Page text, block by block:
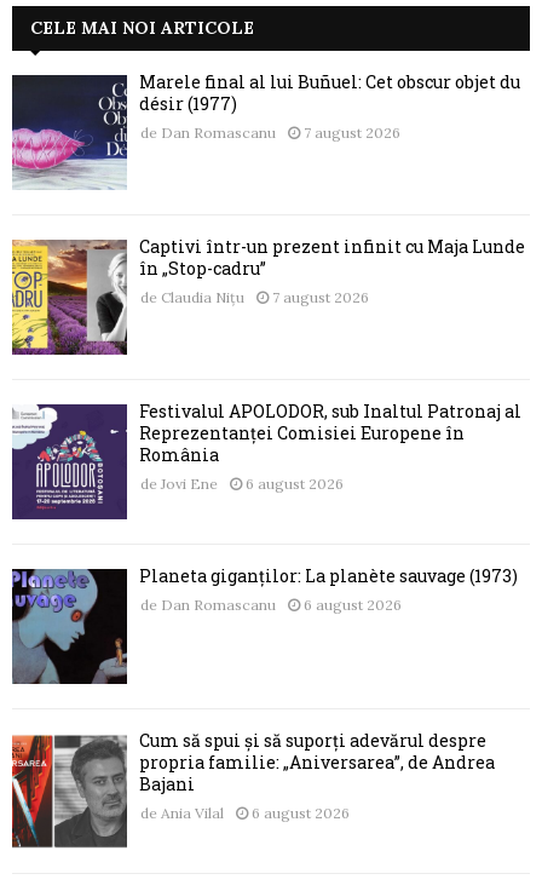
CELE MAI NOI ARTICOLE
Marele final al lui Buñuel: Cet obscur objet du
désir (1977)
de Dan Romascanu 7 august 2026
Captivi într-un prezent infinit cu Maja Lunde
în „Stop-cadru”
de Claudia Nițu 7 august 2026
Festivalul APOLODOR, sub Înaltul Patronaj al
Reprezentanței Comisiei Europene în
România
de Jovi Ene 6 august 2026
Planeta giganților: La planète sauvage (1973)
de Dan Romascanu 6 august 2026
Cum să spui și să suporți adevărul despre
propria familie: „Aniversarea”, de Andrea
Bajani
de Ania Vilal 6 august 2026